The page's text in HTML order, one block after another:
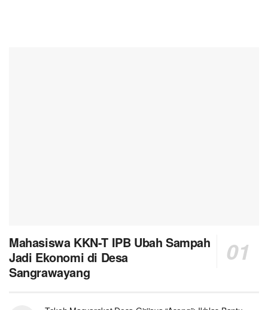
Mahasiswa KKN-T IPB Ubah Sampah
Jadi Ekonomi di Desa
Sangrawayang